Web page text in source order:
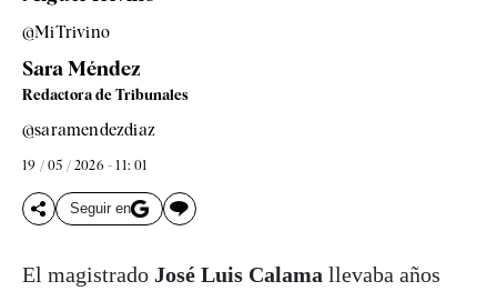
@MiTrivino
Sara Méndez
Redactora de Tribunales
@saramendezdiaz
19 / 05 / 2026 - 11: 01
Seguir en
El magistrado José Luis Calama llevaba años